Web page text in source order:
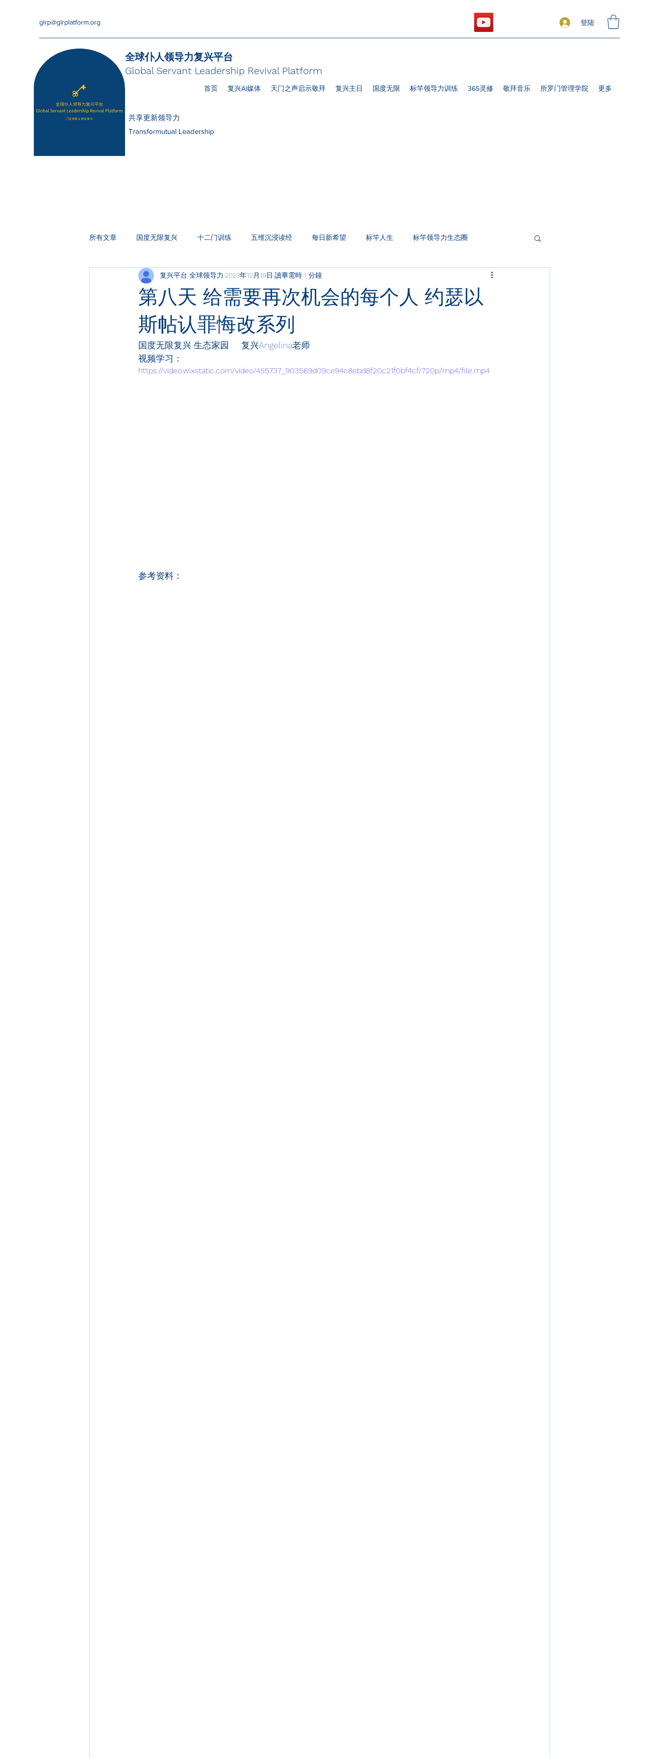
glrp@glrplatform.org 登陆
全球仆人领导力复兴平台
Global Servant Leadership Revival Platform
共享更新领导力
Transformutual Leadership
首页 复兴AI媒体 天门之声启示敬拜 复兴主日 国度无限 标竿领导力训练 365灵修 敬拜音乐 所罗门管理学院 更多
所有文章 国度无限复兴 十二门训练 五维沉浸读经 每日新希望 标竿人生 标竿领导力生态圈
HAKA复兴祷告 领袖训练 圣经财务观 一生之久 三层天透视
第八天 给需要再次机会的每个人 约瑟以
斯帖认罪悔改系列
复兴平台 全球领导力 2023年12月19日 讀畢需時 1 分鐘
国度无限复兴 生态家园     复兴Angelina老师
视频学习：
https://video.wixstatic.com/video/455737_903569d09ce94c8ebd8f20c21f0bf4cf/720p/mp4/file.mp4
参考资料：